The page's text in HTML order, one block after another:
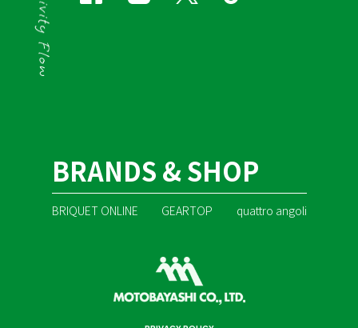
BRANDS & SHOP
BRIQUET ONLINE GEARTOP quattro angoli